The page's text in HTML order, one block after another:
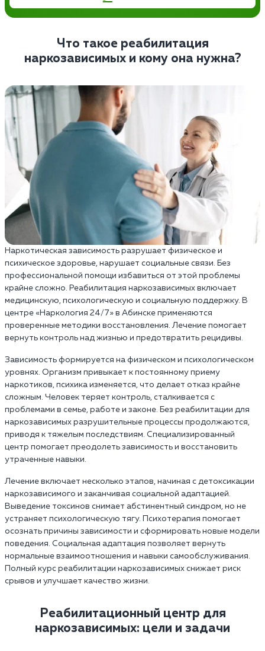
Что такое реабилитация
наркозависимых и кому она нужна?
Наркотическая зависимость разрушает физическое и
психическое здоровье, нарушает социальные связи. Без
профессиональной помощи избавиться от этой проблемы
крайне сложно. Реабилитация наркозависимых включает
медицинскую, психологическую и социальную поддержку. В
центре «Наркология 24/7» в Абинске применяются
проверенные методики восстановления. Лечение помогает
вернуть контроль над жизнью и предотвратить рецидивы.
Зависимость формируется на физическом и психологическом
уровнях. Организм привыкает к постоянному приему
наркотиков, психика изменяется, что делает отказ крайне
сложным. Человек теряет контроль, сталкивается с
проблемами в семье, работе и законе. Без реабилитации для
наркозависимых разрушительные процессы продолжаются,
приводя к тяжелым последствиям. Специализированный
центр помогает преодолеть зависимость и восстановить
утраченные навыки.
Лечение включает несколько этапов, начиная с детоксикации
наркозависимого и заканчивая социальной адаптацией.
Выведение токсинов снимает абстинентный синдром, но не
устраняет психологическую тягу. Психотерапия помогает
осознать причины зависимости и сформировать новые модели
поведения. Социальная адаптация позволяет вернуть
нормальные взаимоотношения и навыки самообслуживания.
Полный курс реабилитации наркозависимых снижает риск
срывов и улучшает качество жизни.
Реабилитационный центр для
наркозависимых: цели и задачи